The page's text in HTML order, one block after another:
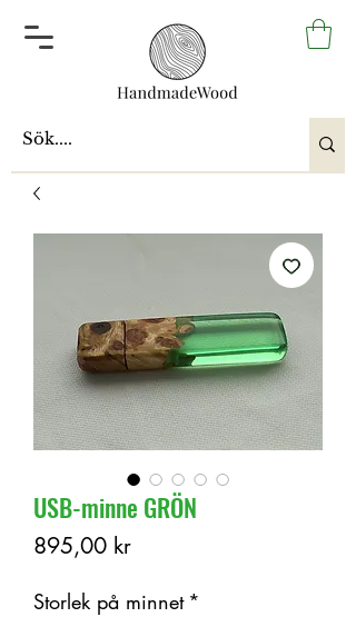
USB-minne GRÖN
895,00 krPris
Storlek på minnet *